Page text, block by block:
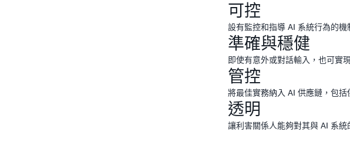
可控
設有監控和指導 AI 系統行為的機
準確與穩健
即使有意外或對話輸入，也可實
管控
將最佳實務納入 AI 供應鏈，包括
透明
讓利害關係人能夠對其與 AI 系